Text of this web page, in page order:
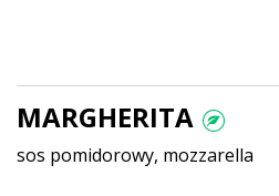
MARGHERITA
sos pomidorowy, mozzarella